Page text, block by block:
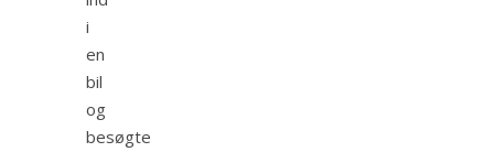
i
en
bil
og
besøgte